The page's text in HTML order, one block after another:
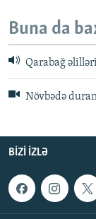
Buna da
Qarabağ
Növbədə
BIZI IZLƏ